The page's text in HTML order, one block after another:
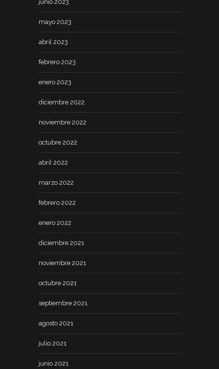
junio 2023
mayo 2023
abril 2023
febrero 2023
enero 2023
diciembre 2022
noviembre 2022
octubre 2022
abril 2022
marzo 2022
febrero 2022
enero 2022
diciembre 2021
noviembre 2021
octubre 2021
septiembre 2021
agosto 2021
julio 2021
junio 2021